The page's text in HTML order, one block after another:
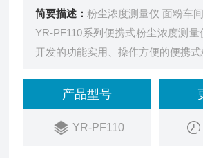
简要描述： 粉尘浓度测量仪 面粉车间
YR-PF110系列便携式粉尘浓度测量
开发的功能实用、操作方便的便携
有声光振动三重报警，通过单片机采
对数据进行处理，最终完成数据的
等功能。
产品型号
YR-PF110